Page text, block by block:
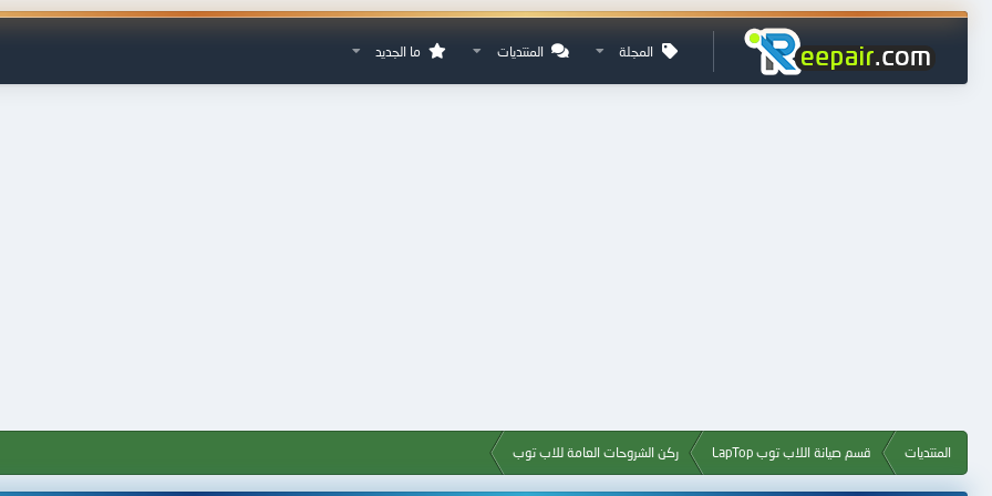
المجلة المنتديات ما الجديد
المنتديات قسم صيانة اللاب توب LapTop ركن الشروحات العامة للاب توب